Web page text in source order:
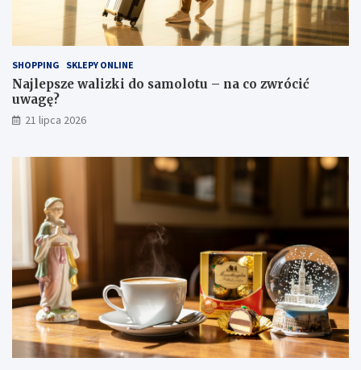
SHOPPING SKLEPY ONLINE
Najlepsze walizki do samolotu – na co zwrócić
uwagę?
21 lipca 2026